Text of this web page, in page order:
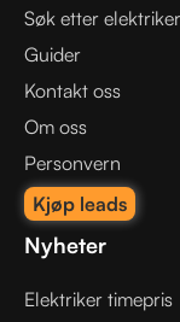
Søk etter elektriker
Guider
Kontakt oss
Om oss
Personvern
Kjøp leads
Nyheter
Elektriker timepris